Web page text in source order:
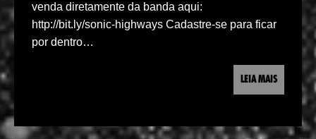
venda diretamente da banda aqui:
http://bit.ly/sonic-highways Cadastre-se para ficar
por dentro…
LEIA MAIS